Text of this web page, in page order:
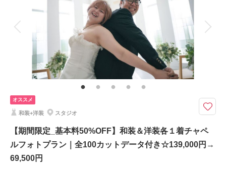
アルバム データ 50 カット 台紙付写真
挙式
家族と撮影 家族用衣装レンタル ペットと撮影
その他含むもの
和装小物一式(懐剣・筥迫・末広・抱帯・帯締め・帯揚げ・草履・髪飾り)、
チャペル装花、スマホ撮影OK、撮影アイテム持ち込みOK、専任アテンド
【2026年9月までの撮影限定】基本料金50%OFF・平日試着で衣装ランクア
ップ30%OFF
＊約50カットの全データ付き
＊基本料50%オフ・衣装ランクアップ50%オフ
オススメ
和装+洋装 スタジオ
【期間限定_基本料50%OFF】和装＆洋装各１着チャペ
ルフォトプラン｜全100カットデータ付き☆139,000円→
69,500円